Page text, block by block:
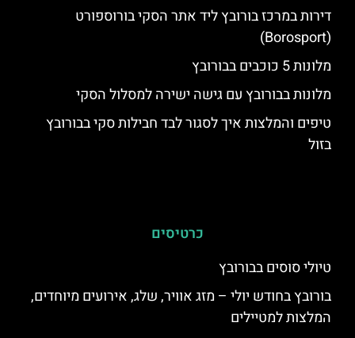
דירות במרכז בורובץ ליד אתר הסקי בורוספורט
(Borosport)
מלונות 5 כוכבים בבורובץ
מלונות בבורובץ עם גישה ישירה למסלול הסקי
טיפים והמלצות איך לסגור לבד חבילות סקי בבורובץ
בזול
כרטיסים
טיולי סוסים בבורובץ
בורובץ בחודש יולי – מזג אוויר, שלג, אירועים מיוחדים,
המלצות למטיילים